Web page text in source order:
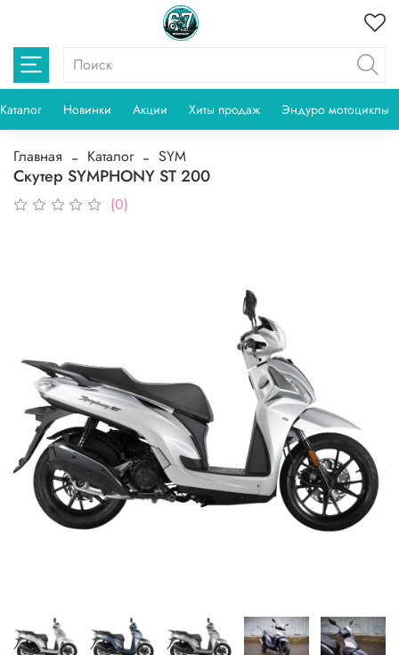
Каталог Новинки Акции Хиты продаж Эндуро мотоциклы
Главная Каталог SYM
Скутер SYMPHONY ST 200
(0)